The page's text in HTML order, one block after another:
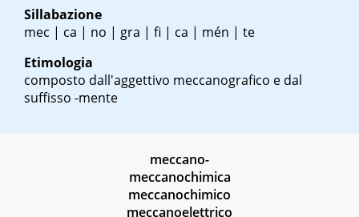
Sillabazione
mec | ca | no | gra | fi | ca | mén | te
Etimologia
composto dall'aggettivo meccanografico e dal
suffisso -mente
meccano-
meccanochimica
meccanochimico
meccanoelettrico